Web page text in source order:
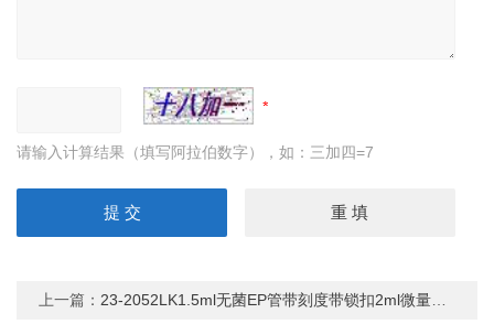
请输入计算结果（填写阿拉伯数字），如：三加四=7
上一篇： 23-2052LK1.5ml无菌EP管带刻度带锁扣2ml微量离心管